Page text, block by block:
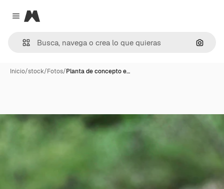
Close menu
Magnific
Inicio/stock/Fotos/Planta de concepto e…